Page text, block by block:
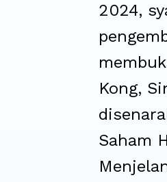
2024,
Kong,
Saham